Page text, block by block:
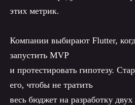
этих метрик.
Компании выбирают Flutter,
запустить MVP
и протестировать гипотезу.
его, чтобы не тратить
весь бюджет на разработку двух